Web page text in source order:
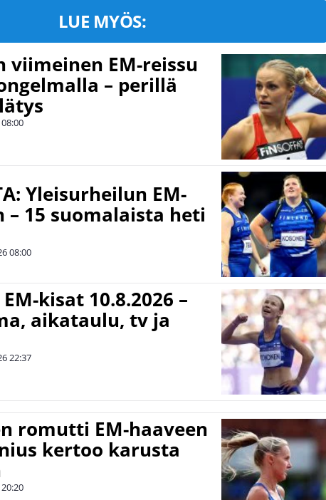
LUE MYÖS:
viimeinen EM-reissu
– perillä
08:00
Yleisurheilun EM-
15 suomalaista heti
08:00
kisat 10.8.2026 –
aikataulu, tv ja
22:37
romutti EM-haaveen
kertoo karusta
20:20